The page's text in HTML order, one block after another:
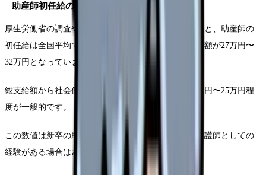
助産師初任給の全国平均（2026年最新）
厚生労働省の調査や各種医療機関の求人データによると、助産師の
初任給は全国平均で基本給が22万円〜25万円、支給総額が27万円〜
32万円となっています。
総支給額から社会保険料や税金などを差し込んだ21万円〜25万円程
度が一般的です。
この数値は新卒の助産師を対象としたものであり、看護師としての
経験がある場合はさらに高くなる傾向があります。